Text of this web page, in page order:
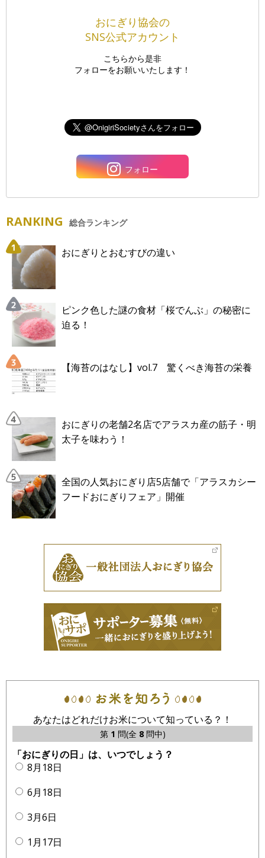
おにぎり協会の
SNS公式アカウント
こちらから是非
フォローをお願いいたします！
フォロー
RANKING 総合ランキング
おにぎりとおむすびの違い
ピンク色した謎の食材「桜でんぶ」の秘密に
迫る！
【海苔のはなし】vol.7 驚くべき海苔の栄養
おにぎりの老舗2名店でアラスカ産の筋子・明
太子を味わう！
全国の人気おにぎり店5店舗で「アラスカシー
フードおにぎりフェア」開催
あなたはどれだけお米について知っている？！
第 1 問(全 8問中)
「おにぎりの日」は、いつでしょう？
8月18日
6月18日
3月6日
1月17日